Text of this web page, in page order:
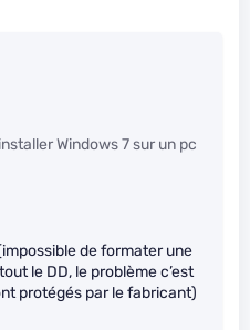
Windows 7 sur un pc
de formater une
le DD, le problème c’est
protégés par le fabricant)